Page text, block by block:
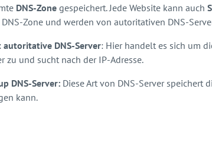
DNS-Zone gespeichert. Jede Website kann auch
Zone und werden von autoritativen DNS-
autoritative DNS-Server: Hier handelt es sich um
zu und sucht nach der IP-Adresse.
DNS-Server: Diese Art von DNS-Server speichert
kann.